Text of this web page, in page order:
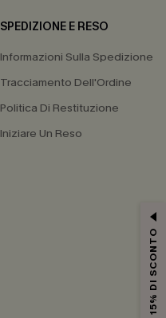
SPEDIZIONE E RESO
Informazioni Sulla Spedizione
Tracciamento Dell'Ordine
Politica Di Restituzione
Iniziare Un Reso
15% DI SCONTO